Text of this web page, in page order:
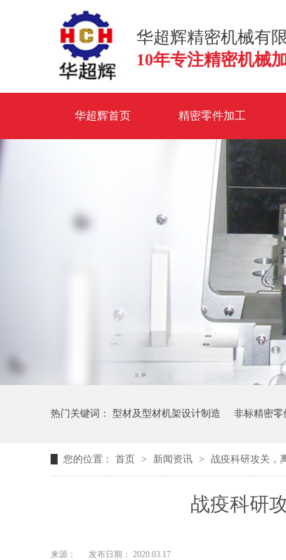
华超辉精密机械有
10年专注精密机械
华超辉首页 精密零件加工
热门关键词： 型材及型材机架设计制造 非标精密零
您的位置： 首页 > 新闻资讯 > 战疫科研攻关，
战疫科研
来源： 发布日期： 2020.03.17